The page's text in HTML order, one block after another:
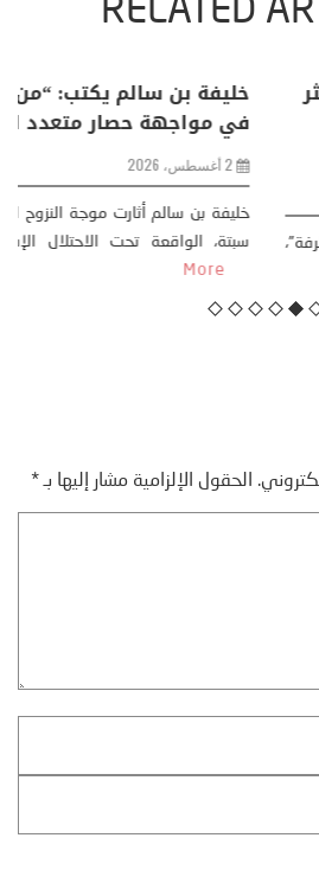
RELATED
التغيرات المناخية: اكثر
اجتماعي وحضاري (
مع التغييرات المناخية ” المتطرفة”،
حين أطردنا ...
الحقول الإلزامية مشار إليها بـ*